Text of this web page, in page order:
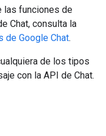
las funciones de
Chat, consulta la
de Google Chat.
de los tipos
con la API de Chat.